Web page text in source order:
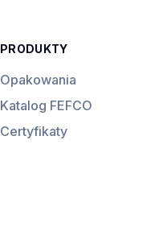
PRODUKTY
Opakowania
Katalog FEFCO
Certyfikaty